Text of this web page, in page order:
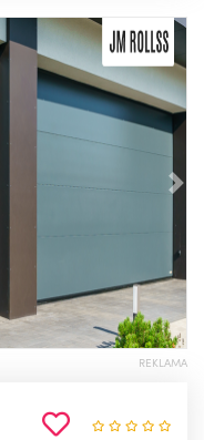
REKLAMA